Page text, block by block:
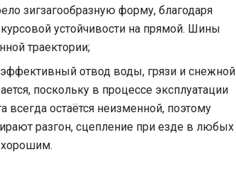
зигзагообразную форму, благодаря
устойчивости на прямой. Шины
траектории;
отвод воды, грязи и снежной
поскольку в процессе эксплуатации
всегда остаётся неизменной, поэтому
разгон, сцепление при езде в любых
хорошим.